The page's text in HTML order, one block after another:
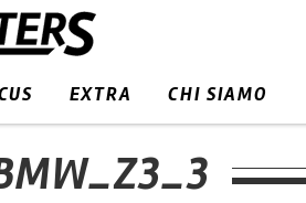
EXTRA CHI SIAMO